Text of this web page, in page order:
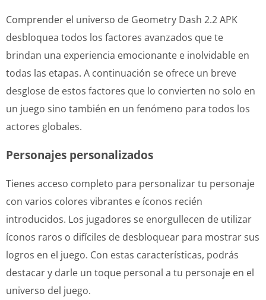
Comprender el universo de Geometry Dash 2.2 APK
desbloquea todos los factores avanzados que te
brindan una experiencia emocionante e inolvidable en
todas las etapas. A continuación se ofrece un breve
desglose de estos factores que lo convierten no solo en
un juego sino también en un fenómeno para todos los
actores globales.
Personajes personalizados
Tienes acceso completo para personalizar tu personaje
con varios colores vibrantes e íconos recién
introducidos. Los jugadores se enorgullecen de utilizar
íconos raros o difíciles de desbloquear para mostrar sus
logros en el juego. Con estas características, podrás
destacar y darle un toque personal a tu personaje en el
universo del juego.